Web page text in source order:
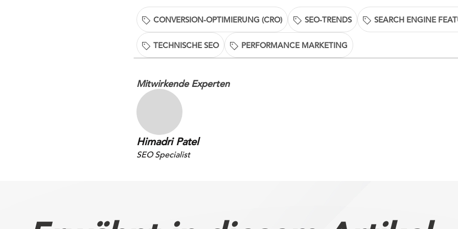
CONVERSION-OPTIMIERUNG (CRO) SEO-TRENDS SEARCH ENGINE
TECHNISCHE SEO PERFORMANCE MARKETING
Mitwirkende Experten
Himadri Patel
SEO Specialist